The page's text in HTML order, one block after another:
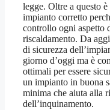
legge. Oltre a questo
impianto corretto
controllo ogni aspetto
riscaldamento. Da
di sicurezza
giorno d’oggi ma è
ottimali per essere
un impianto in buona
minima che aiuta alla
dell’inquinamento.